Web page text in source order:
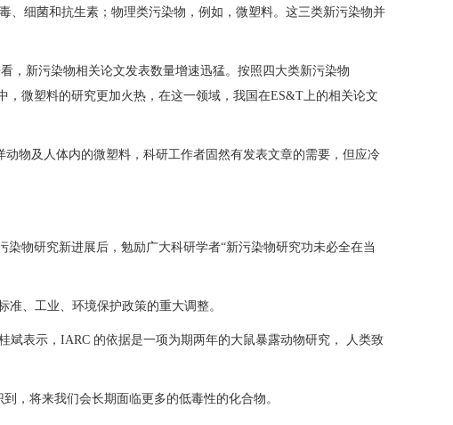
、细菌和抗生素；物理类污染物，例如，微塑料。这三类新污染物并
，新污染物相关论文发表数量增速迅猛。按照四大类新污染物
，微塑料的研究更加火热，在这一领域，我国在ES&T上的相关论文
物及人体内的微塑料，科研工作者固然有发表文章的需要，但应冷
物研究新进展后，勉励广大科研学者“新污染物研究功未必全在当
准、工业、环境保护政策的重大调整。
斌表示，IARC 的依据是一项为期两年的大鼠暴露动物研究， 人类致
，将来我们会长期面临更多的低毒性的化合物。